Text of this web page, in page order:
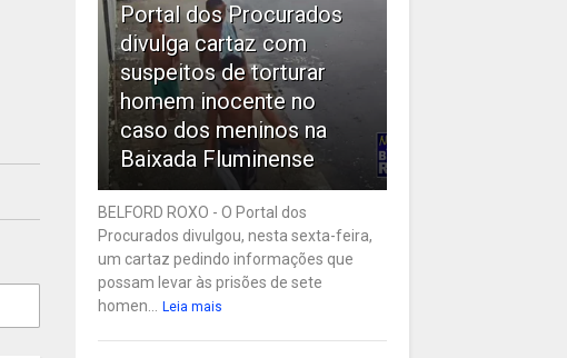
Portal dos Procurados
divulga cartaz com
suspeitos de torturar
homem inocente no
caso dos meninos na
Baixada Fluminense
BELFORD ROXO - O Portal dos
Procurados divulgou, nesta sexta-feira,
um cartaz pedindo informações que
possam levar às prisões de sete
homen... Leia mais